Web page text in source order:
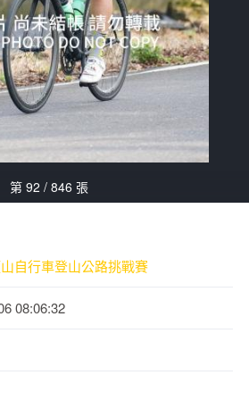
第 92 / 846 張
自行車登山公路挑戰賽
08:06:32